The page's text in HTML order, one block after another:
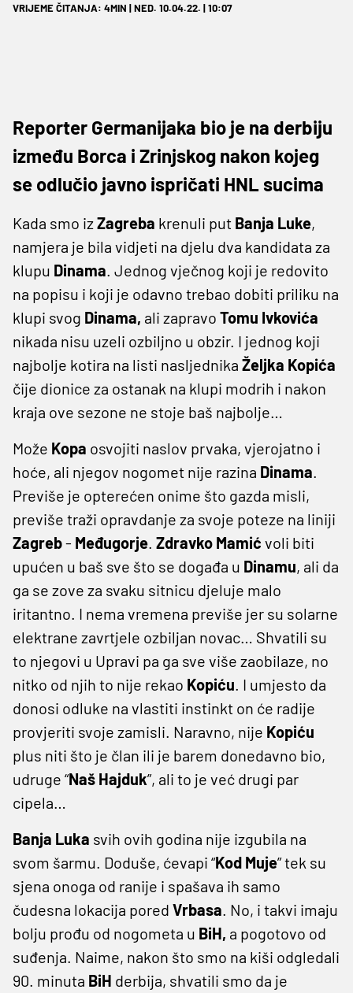
VRIJEME ČITANJA: 4MIN | NED. 10.04.22. | 10:07
Reporter Germanijaka bio je na derbiju
između Borca i Zrinjskog nakon kojeg
se odlučio javno ispričati HNL sucima
Kada smo izZagreba krenuli put Banja Luke,
namjera je bila vidjeti na djelu dva kandidata za
klupu Dinama. Jednog vječnog koji je redovito
na popisu i koji je odavno trebao dobiti priliku na
klupi svog Dinama, ali zapravo Tomu Ivkovića
nikada nisu uzeli ozbiljno u obzir. I jednog koji
najbolje kotira na listi nasljednika Željka Kopića
čije dionice za ostanak na klupi modrih i nakon
kraja ove sezone ne stoje baš najbolje…
Može Kopa osvojiti naslov prvaka, vjerojatno i
hoće, ali njegov nogomet nije razina Dinama.
Previše je opterećen onime što gazda misli,
previše traži opravdanje za svoje poteze na liniji
Zagreb- Međugorje. Zdravko Mamić voli biti
upućen u baš sve što se događa u Dinamu, ali da
ga se zove za svaku sitnicu djeluje malo
iritantno. I nema vremena previše jer su solarne
elektrane zavrtjele ozbiljan novac… Shvatili su
to njegovi u Upravi pa ga sve više zaobilaze, no
nitko od njih to nije rekao Kopiću. I umjesto da
donosi odluke na vlastiti instinkt on će radije
provjeriti svoje zamisli. Naravno, nije Kopiću
plus niti što je član ili je barem donedavno bio,
udruge “Naš Hajduk”, ali to je već drugi par
cipela…
Banja Luka svih ovih godina nije izgubila na
svom šarmu. Doduše, ćevapi “Kod Muje” tek su
sjena onoga od ranije i spašava ih samo
čudesna lokacija pored Vrbasa. No, i takvi imaju
bolju prođu od nogometa u BiH, a pogotovo od
suđenja. Naime, nakon što smo na kiši odgledali
90. minuta BiH derbija, shvatili smo da je